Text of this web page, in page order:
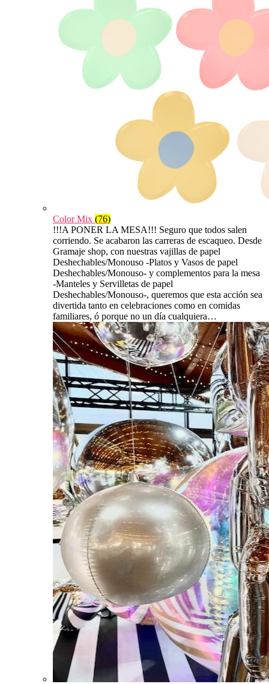
Color Mix (76)
!!!A PONER LA MESA!!! Seguro que todos salen
corriendo. Se acabaron las carreras de escaqueo. Desde
Gramaje shop, con nuestras vajillas de papel
Deshechables/Monouso -Platos y Vasos de papel
Deshechables/Monouso- y complementos para la mesa
-Manteles y Servilletas de papel
Deshechables/Monouso-, queremos que esta acción sea
divertida tanto en celebraciones como en comidas
familiares, ó porque no un día cualquiera…